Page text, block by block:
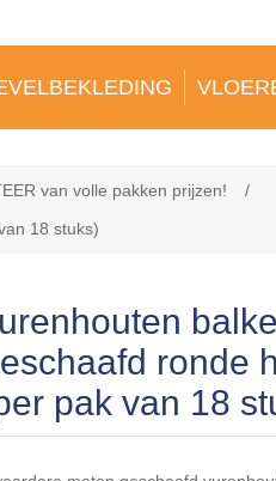
van volle pakken prijzen!
/
18 stuks)
ronde
pak van 18